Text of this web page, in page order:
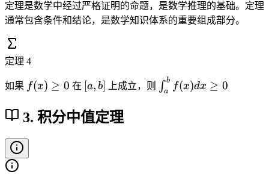
d
x
=
\i
n
t
_
a
^
b
f(
x
定理是数学中经过严格证明的命题，是数学推理的基础。定理
通常包含条件和结论，是数学知识体系的重要组成部分。
定理 4
如果 f
x
)
\
f(x) ≥ 0 在 [
,
b
[a, b] 上成立，则
\
∫a
b
f(x)dx ≥ 0
3. 积分中值定理